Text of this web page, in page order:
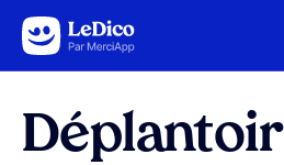
Aller au contenu
Déplantoir